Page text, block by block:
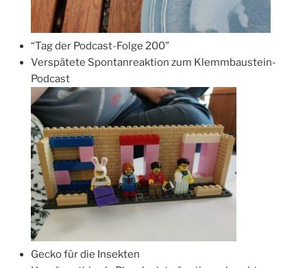
“Tag der Podcast-Folge 200”
Verspätete Spontanreaktion zum Klemmbaustein-
Podcast
Gecko für die Insekten